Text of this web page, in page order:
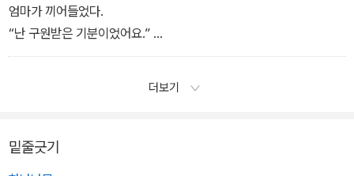
“좋아, 됐어. 그냥 쪽지를 주면 되겠다. 쪽지는 아직 안전하지?”
나는 속옷 안을 보았다.
“없어졌어!”
여주었다. “앞쪽에다 보관해. 혹시라도 떨어뜨렸으면 이렇게 말해.
“나는 납치당했어요.”
엄마가 끼어들었다.
“난 구원받은 기분이었어요.”
“구원받았다, 아름답군요.”
부풀린 머리를 한 여자는 입을 약간 벌렸다. 그러다 그녀는 종이를 내
더보기
밑줄긋기